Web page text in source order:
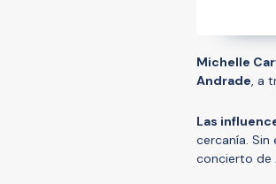
Michelle
Andrade, a
Las
cercanía.
concierto de